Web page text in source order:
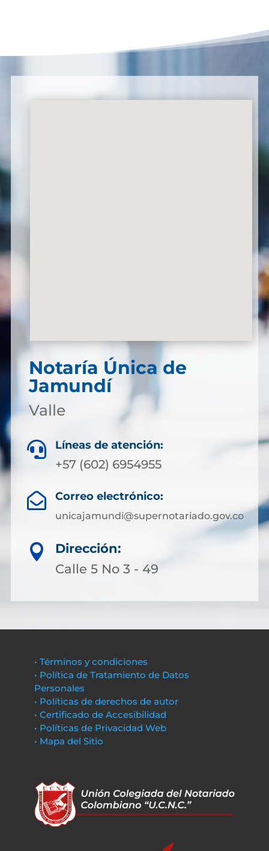
Notaría Única de
Jamundí
Valle
 Líneas de atención:
+57 (602) 6954955
 Correo electrónico:
unicajamundi@supernotariado.gov.co

Dirección:
Calle 5 No 3 - 49
• Términos y condiciones
• Política de Tratamiento de Datos
Personales
• Políticas de derechos de autor
• Certificado de Accesibilidad
• Políticas de Privacidad Web
• Mapa del Sitio